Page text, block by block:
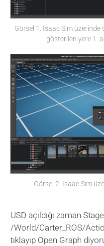
Görsel 1. Isaac Sim üzerinde
gösterilen yere 1.
Görsel 2. Isaac Sim
USD açıldığı zaman
/World/Carter_ROS/
tıklayıp Open Graph